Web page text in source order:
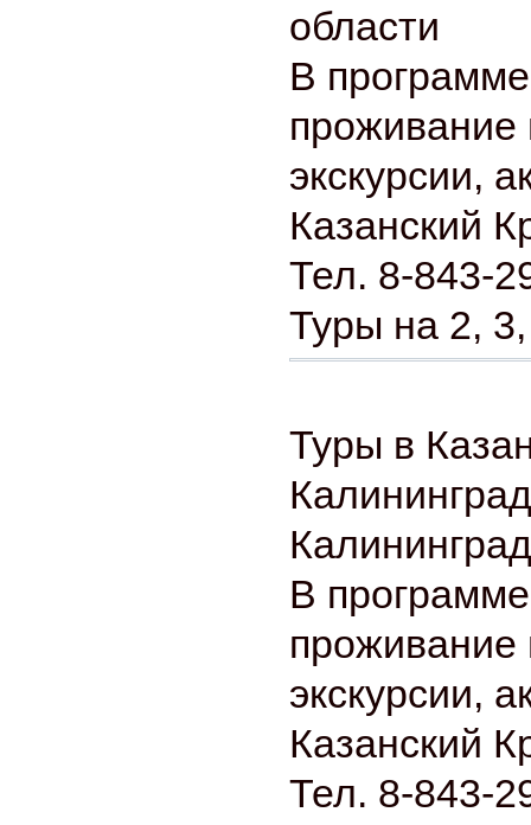
области
В
проживание
экскурсии,
Казанский
Тел. 8-843-
Туры на 2,
Туры в
В
проживание
экскурсии,
Казанский
Тел. 8-843-